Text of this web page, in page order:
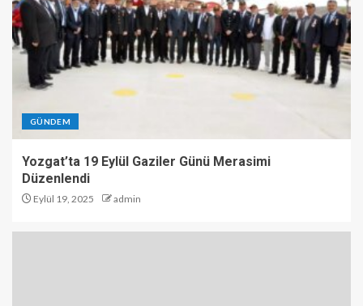
GÜNDEM
Yozgat’ta 19 Eylül Gaziler Günü Merasimi
Düzenlendi
Eylül 19, 2025 admin